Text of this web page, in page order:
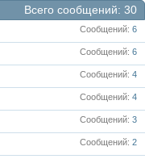
Всего сообщений 30
Сообщений 6
Сообщений 6
Сообщений 4
Сообщений 4
Сообщений 3
Сообщений 2